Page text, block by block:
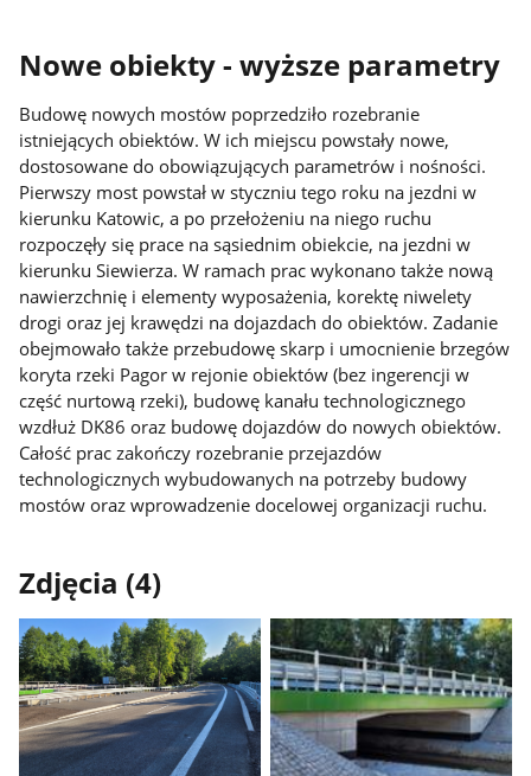
Nowe obiekty - wyższe parametry
Budowę nowych mostów poprzedziło rozebranie
istniejących obiektów. W ich miejscu powstały nowe,
dostosowane do obowiązujących parametrów i nośności.
Pierwszy most powstał w styczniu tego roku na jezdni w
kierunku Katowic, a po przełożeniu na niego ruchu
rozpoczęły się prace na sąsiednim obiekcie, na jezdni w
kierunku Siewierza. W ramach prac wykonano także nową
nawierzchnię i elementy wyposażenia, korektę niwelety
drogi oraz jej krawędzi na dojazdach do obiektów. Zadanie
obejmowało także przebudowę skarp i umocnienie brzegów
koryta rzeki Pagor w rejonie obiektów (bez ingerencji w
część nurtową rzeki), budowę kanału technologicznego
wzdłuż DK86 oraz budowę dojazdów do nowych obiektów.
Całość prac zakończy rozebranie przejazdów
technologicznych wybudowanych na potrzeby budowy
mostów oraz wprowadzenie docelowej organizacji ruchu.
Zdjęcia (4)